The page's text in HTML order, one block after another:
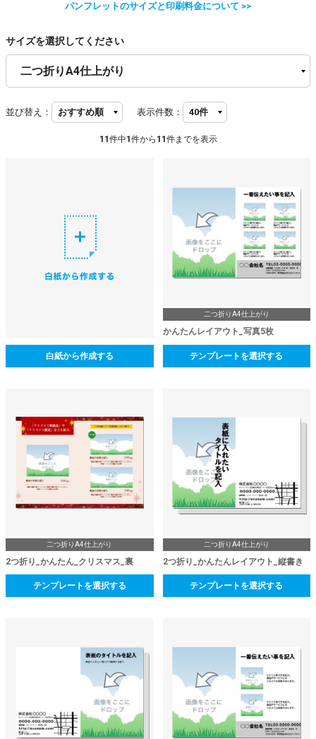
パンフレットのサイズと印刷料金について >>
サイズを選択してください
並び替え： 表示件数：
11 件中1 件から 11 件までを表示
白紙から作成する
二つ折りA4仕上がり
かんたんレイアウト_写真5枚
テンプレートを選択する
二つ折りA4仕上がり
2つ折り_かんたん_クリスマス_裏
テンプレートを選択する
二つ折りA4仕上がり
2つ折り_かんたんレイアウト_縦書き
テンプレートを選択する